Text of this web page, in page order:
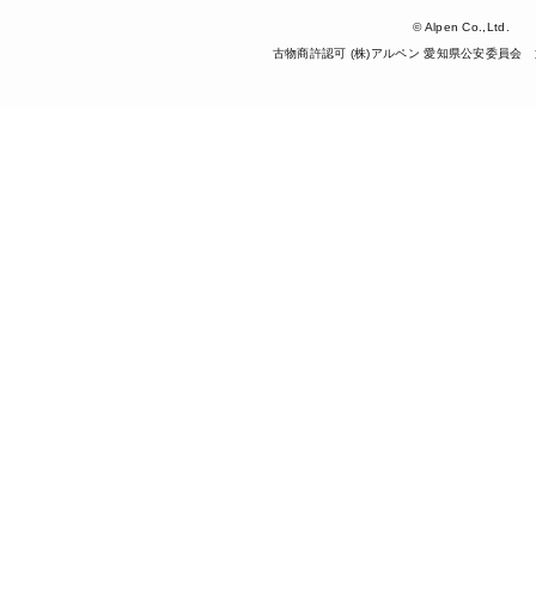
© Alpen Co.,Ltd.
古物商許認可 (株)アルペン 愛知県公安委員